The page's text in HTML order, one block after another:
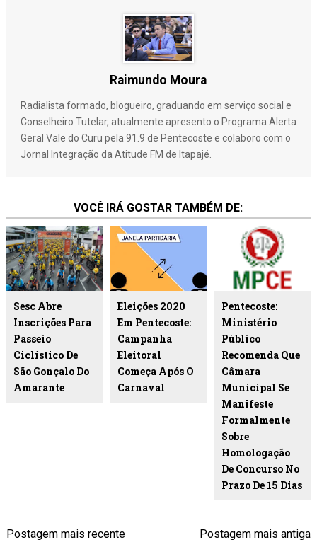
a
g
e
l
Raimundo Moura
Radialista formado, blogueiro, graduando em serviço social e
Conselheiro Tutelar, atualmente apresento o Programa Alerta
Geral Vale do Curu pela 91.9 de Pentecoste e colaboro com o
Jornal Integração da Atitude FM de Itapajé.
VOCÊ IRÁ GOSTAR TAMBÉM DE:
Sesc Abre
Inscrições Para
Passeio
Ciclístico De
São Gonçalo Do
Amarante
Eleições 2020
Em Pentecoste:
Campanha
Eleitoral
Começa Após O
Carnaval
Pentecoste:
Ministério
Público
Recomenda Que
Câmara
Municipal Se
Manifeste
Formalmente
Sobre
Homologação
De Concurso No
Prazo De 15 Dias
Postagem mais recente Postagem mais antiga